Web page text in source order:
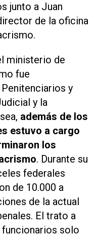
junto a Juan
de la oficina
ministerio de
fue
y
y la
además de los
estuvo a cargo
los
. Durante su
federales
de 10.000 a
de la actual
El trato a
solo